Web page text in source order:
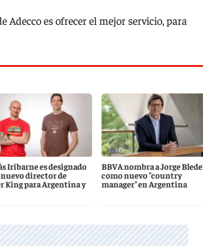
Adecco es ofrecer el mejor servicio, para
Iribarne es designado
director de
King para Argentina y
BBVA nombra a Jorge
como nuevo "country
manager" en Argentina